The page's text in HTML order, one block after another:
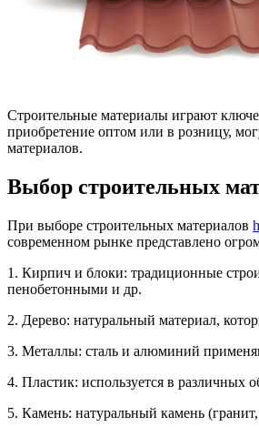
Строительные материалы играют
приобретение оптом или в розницу,
материалов.
Выбор строительных
При выборе строительных материалов
современном рынке представлено
1. Кирпич и блоки: традиционные
пенобетонными и др.
2. Дерево: натуральный материал,
3. Металлы: сталь и алюминий
4. Пластик: используется в различных
5. Камень: натуральный камень